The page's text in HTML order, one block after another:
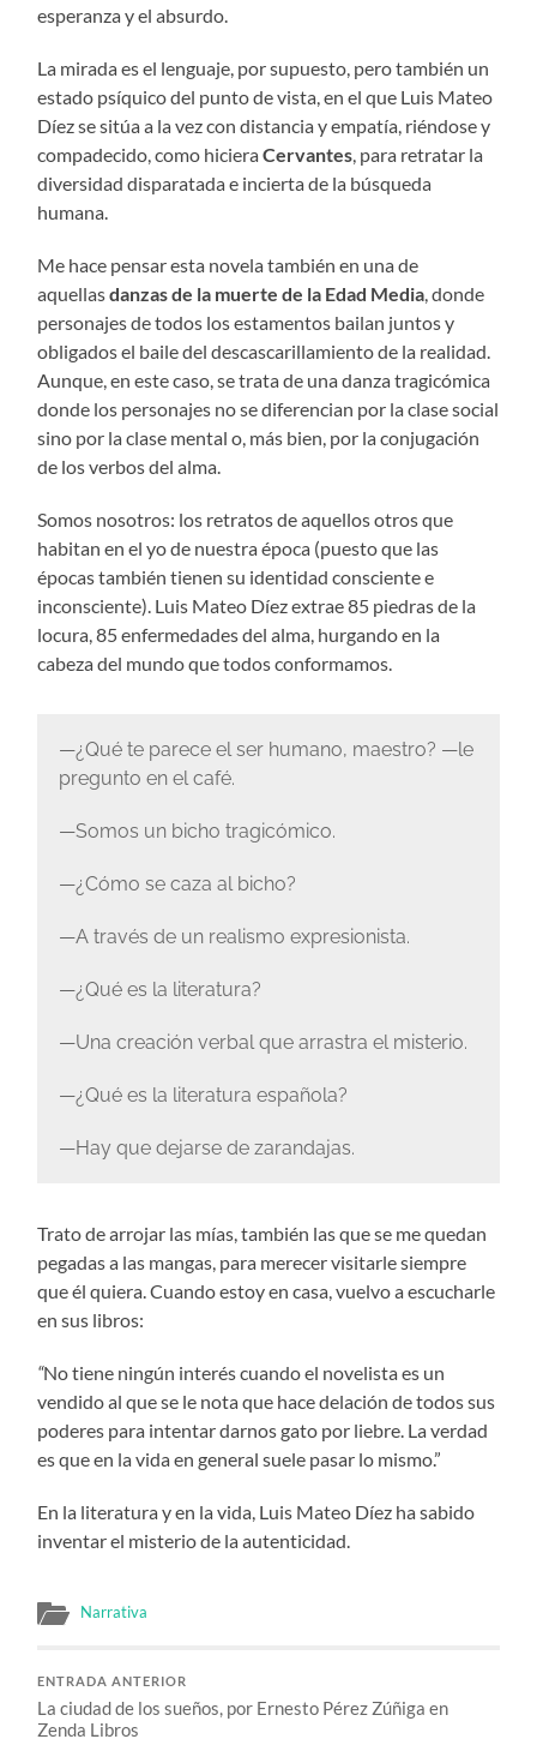
esperanza y el absurdo.
La mirada es el lenguaje, por supuesto, pero también un
estado psíquico del punto de vista, en el que Luis Mateo
Díez se sitúa a la vez con distancia y empatía, riéndose y
compadecido, como hicieraCervantes, para retratar la
diversidad disparatada e incierta de la búsqueda
humana.
Me hace pensar esta novela también en una de
aquellasdanzas de la muerte de la Edad Media, donde
personajes de todos los estamentos bailan juntos y
obligados el baile del descascarillamiento de la realidad.
Aunque, en este caso, se trata de una danza tragicómica
donde los personajes no se diferencian por la clase social
sino por la clase mental o, más bien, por la conjugación
de los verbos del alma.
Somos nosotros: los retratos de aquellos otros que
habitan en el yo de nuestra época (puesto que las
épocas también tienen su identidad consciente e
inconsciente). Luis Mateo Díez extrae 85 piedras de la
locura, 85 enfermedades del alma, hurgando en la
cabeza del mundo que todos conformamos.
—¿Qué te parece el ser humano, maestro? —le
pregunto en el café.
—Somos un bicho tragicómico.
—¿Cómo se caza al bicho?
—A través de un realismo expresionista.
—¿Qué es la literatura?
—Una creación verbal que arrastra el misterio.
—¿Qué es la literatura española?
—Hay que dejarse de zarandajas.
Trato de arrojar las mías, también las que se me quedan
pegadas a las mangas, para merecer visitarle siempre
que él quiera. Cuando estoy en casa, vuelvo a escucharle
en sus libros:
“No tiene ningún interés cuando el novelista es un
vendido al que se le nota que hace delación de todos sus
poderes para intentar darnos gato por liebre. La verdad
es que en la vida en general suele pasar lo mismo.”
En la literatura y en la vida, Luis Mateo Díez ha sabido
inventar el misterio de la autenticidad.
Narrativa
ENTRADA ANTERIOR
La ciudad de los sueños, por Ernesto Pérez Zúñiga en
Zenda Libros